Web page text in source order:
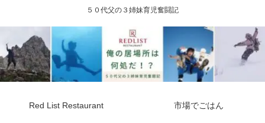
５０代父の３姉妹育児奮闘記
Red List Restaurant 市場でごはん